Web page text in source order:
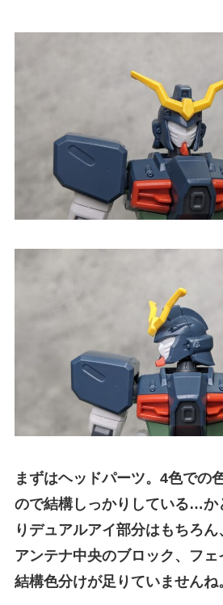
まずはヘッドパーツ。4色での
ので結構しっかりしている…か
りデュアルアイ部分はもちろ
アンテナ中央のブロック、フェ
結構色分けが足りていませんね